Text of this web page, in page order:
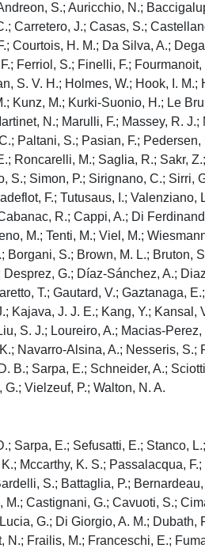
S.; Auricchio, N.;
Carretero, J.; Casas, S.;
Courtois, H. M.; Da Silva, A.;
Ferriol, S.; Finelli, F.;
S. V. H.; Holmes, W.; Hook, I. M.;
M.; Kurki-Suonio, H.; Le
N.; Marulli, F.; Massey, R.
Paltani, S.; Pasian, F.;
Roncarelli, M.; Saglia, R.; Sakr,
Simon, P.; Sirignano, C.; Sirri,
F.; Tutusaus, I.;
R.; Cappi, A.; Di
M.; Tenti, M.; Viel, M.;
S.; Brown, M. L.; Bruton,
G.; Díaz-Sánchez, A.;
T.; Gautard, V.; Gaztanaga,
J. J. E.; Kang, Y.;
S. J.; Loureiro, A.; Macias-
Navarro-Alsina, A.; Nesseris,
B.; Sarpa, E.; Schneider, A.;
Vielzeuf, P.; Walton, N. A.
E.; Sefusatti, E.; Stanco,
Mccarthy, K. S.; Passalacqua,
S.; Battaglia, P.;
Castignani, G.; Cavuoti, S.;
G.; Di Giorgio, A. M.; Dubath,
Frailis, M.; Franceschi, E.;